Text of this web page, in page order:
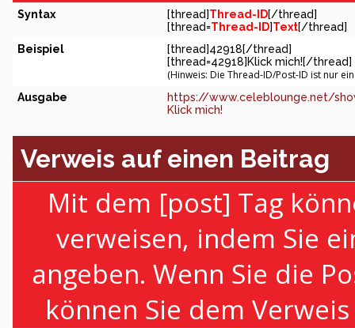
Syntax [thread]Thread-ID[/thread]
[thread=Thread-ID]Text[/thread]
Beispiel
[thread]42918[/thread]
[thread=42918]Klick mich![/thread]
(Hinweis: Die Thread-ID/Post-ID ist nur
Ausgabe
https://www.celeblounge.net/
Klick mich!
Verweis auf einen Beitrag
Mit dem [post] Tag
verweisen, indem Sie
angeben. Wenn Sie die
können Sie dem